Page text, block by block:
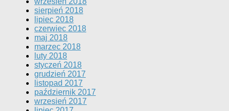
sierpień 2018
lipiec 2018
czerwiec 2018
maj 2018
marzec 2018
luty 2018
styczeń 2018
grudzień 2017
listopad 2017
październik 2017
wrzesień 2017